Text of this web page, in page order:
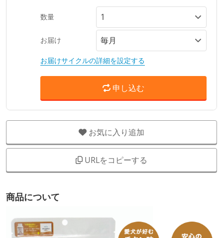
数量
お届け
お届けサイクルの詳細を設定する
申し込む
お気に入り追加
URLをコピーする
商品について